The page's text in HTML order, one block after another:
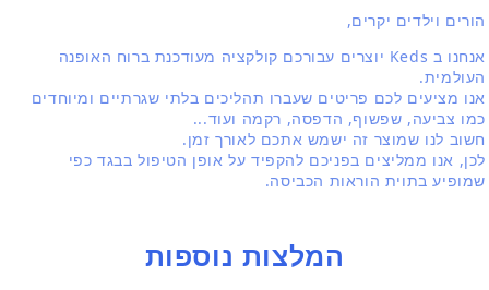
הורים וילדים יקרים,
אנחנו ב Keds יוצרים עבורכם קולקציה מעודכנת ברוח האופנה
העולמית.
אנו מציעים לכם פריטים שעברו תהליכים בלתי שגרתיים ומיוחדים
כמו צביעה, שפשוף, הדפסה, רקמה ועוד...
חשוב לנו שמוצר זה ישמש אתכם לאורך זמן.
לכן, אנו ממליצים בפניכם להקפיד על אופן הטיפול בבגד כפי
שמופיע בתוית הוראות הכביסה.
המלצות נוספות